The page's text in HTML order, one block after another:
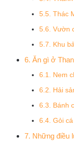
5.5. Thác
5.6. Vườn
5.7. Khu
6. Ăn gì ở
6.1. Nem
6.2. Hải
6.3. Bánh
6.4. Gỏi
7. Những điều